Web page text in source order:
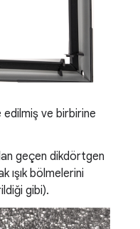
ve birbirine
geçen dikdörtgen
ışık bölmelerini
gibi).